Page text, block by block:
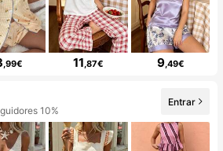
,99€ 11,87€ 9,49€
10%
Entrar